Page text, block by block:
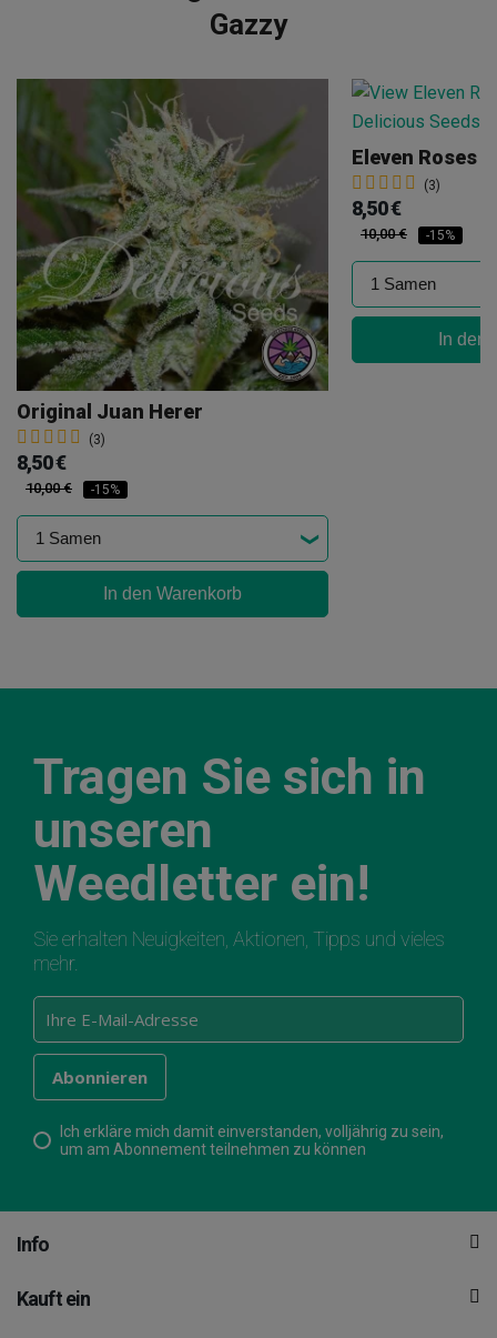
Gazzy
Original Juan Herer
(3)
8,50 €
10,00 € -15%
In den Warenkorb
Eleven Roses
(3)
8,50 €
10,00 € -15%
In den
Tragen Sie sich in
unseren
Weedletter ein!
Sie erhalten Neuigkeiten, Aktionen, Tipps und vieles
mehr.
Ich erkläre mich damit einverstanden, volljährig zu sein,
um am Abonnement teilnehmen zu können
Info
Kauft ein